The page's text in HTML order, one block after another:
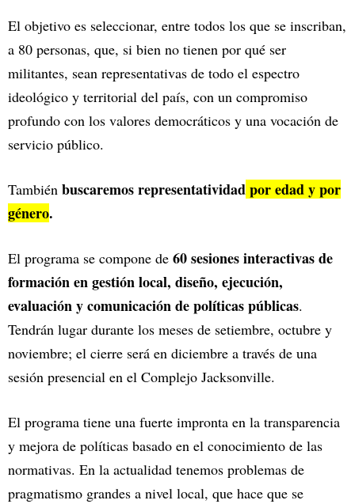
El objetivo es seleccionar, entre todos los que se inscriban,
a 80 personas, que, si bien no tienen por qué ser
militantes, sean representativas de todo el espectro
ideológico y territorial del país, con un compromiso
profundo con los valores democráticos y una vocación de
servicio público.
También buscaremos representatividadpor edad y por
género.
El programa se compone de 60 sesiones interactivas de
formación en gestión local, diseño, ejecución,
evaluación y comunicación de políticas públicas.
Tendrán lugar durante los meses de setiembre, octubre y
noviembre; el cierre será en diciembre a través de una
sesión presencial en el Complejo Jacksonville.
El programa tiene una fuerte impronta en la transparencia
y mejora de políticas basado en el conocimiento de las
normativas. En la actualidad tenemos problemas de
pragmatismo grandes a nivel local, que hace que se